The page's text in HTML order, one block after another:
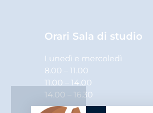
Orari Sala di studio
Lunedì e mercoledì
8.00 – 11.00
11.00 – 14.00
14.00 – 16.30